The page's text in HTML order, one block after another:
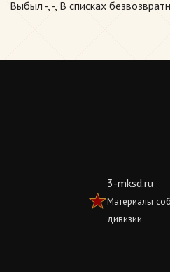
Выбыл -, -, В списках
3-mksd.ru
Материалы
дивизии